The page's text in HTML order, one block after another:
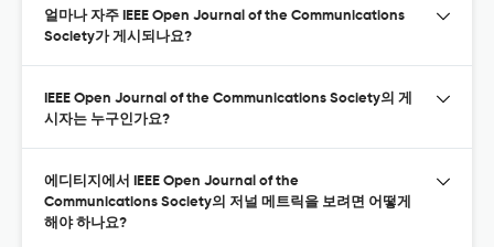
얼마나 자주 IEEE Open Journal of the Communications
Society가 게시되나요?
IEEE Open Journal of the Communications Society의 게
시자는 누구인가요?
에디티지에서 IEEE Open Journal of the
Communications Society의 저널 메트릭을 보려면 어떻게
해야 하나요?